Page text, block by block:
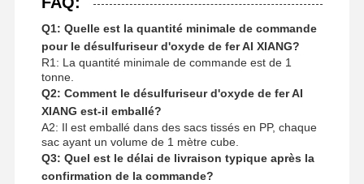
Q1: Quelle est la quantité minimale de commande
pour le désulfuriseur d'oxyde de fer AI XIANG?
R1: La quantité minimale de commande est de 1
tonne.
Q2: Comment le désulfuriseur d'oxyde de fer AI
XIANG est-il emballé?
A2: Il est emballé dans des sacs tissés en PP, chaque
sac ayant un volume de 1 mètre cube.
Q3: Quel est le délai de livraison typique après la
confirmation de la commande?